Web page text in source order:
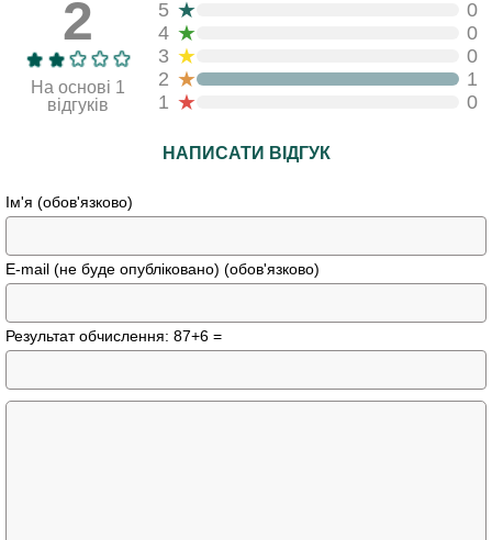
2
На основі 1
відгуків
5 ★
0
4 ★
0
3 ★
0
2 ★
1
1 ★ 0
НАПИСАТИ ВІДГУК
Ім'я (обов'язково)
E-mail (не буде опубліковано) (обов'язково)
Результат обчислення: 87+6 =